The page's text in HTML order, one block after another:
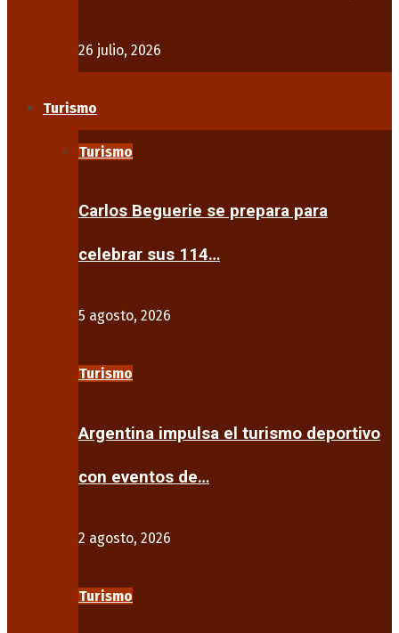
26 julio, 2026
Turismo
Turismo
Carlos Beguerie se prepara para
celebrar sus 114…
5 agosto, 2026
Turismo
Argentina impulsa el turismo deportivo
con eventos de…
2 agosto, 2026
Turismo